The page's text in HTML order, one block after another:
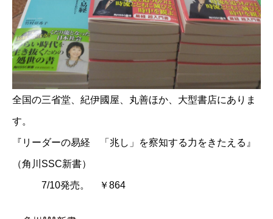
全国の三省堂、紀伊國屋、丸善ほか、大型書店にありま
す。
『リーダーの易経 「兆し」を察知する力をきたえる』
（角川SSC新書）
7/10発売。 ￥864